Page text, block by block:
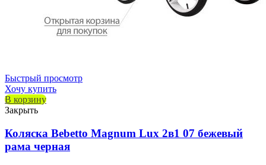
Быстрый просмотр
Хочу купить
В корзину
Закрыть
Коляска Bebetto Magnum Lux 2в1 07 бежевый
рама черная